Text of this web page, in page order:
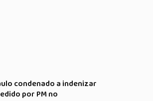
condenado a indenizar
por PM no